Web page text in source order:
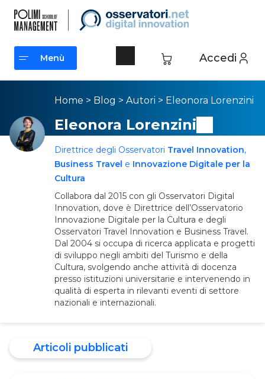
Accedi
Menù
Menù
Home > Blog > Autori > Eleonora Lorenzini
Eleonora Lorenzini
Direttrice degli Osservatori Travel Innovation,
Business Travel e Innovazione Digitale per la
Cultura
Collabora dal 2015 con gli Osservatori Digital
Innovation, dove è Direttrice dell’Osservatorio
Innovazione Digitale per la Cultura e degli
Osservatori Travel Innovation e Business Travel.
Dal 2004 si occupa di ricerca applicata e progetti
di sviluppo negli ambiti del Turismo e della
Cultura, svolgendo anche attività di docenza
presso istituzioni universitarie e intervenendo in
qualità di esperta in rilevanti eventi di settore
nazionali e internazionali.
Articoli pubblicati